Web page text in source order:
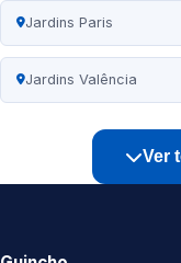
Jardins Paris
Jardins Valência
Ver